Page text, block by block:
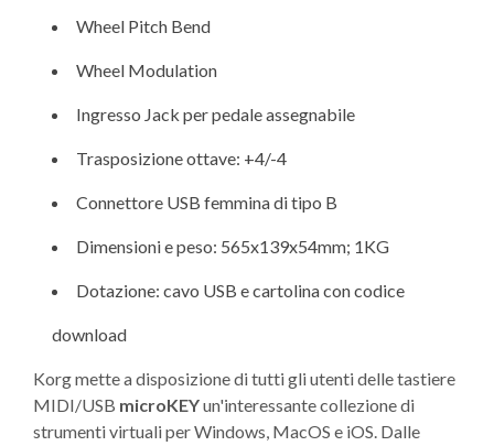
Wheel Pitch Bend
Wheel Modulation
Ingresso Jack per pedale assegnabile
Trasposizione ottave: +4/-4
Connettore USB femmina di tipo B
Dimensioni e peso: 565x139x54mm; 1KG
Dotazione: cavo USB e cartolina con codice
download
Korg mette a disposizione di tutti gli utenti delle tastiere
MIDI/USB microKEYun'interessante collezione di
strumenti virtuali per Windows, MacOS e iOS. Dalle